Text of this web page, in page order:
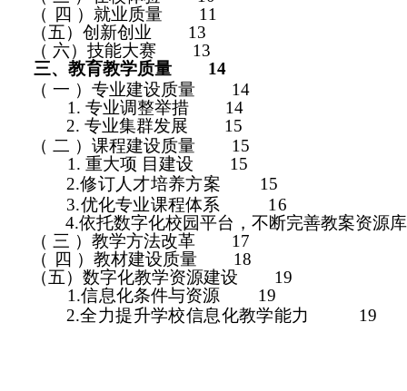
（
四 ）就业质量
11
（五）创新创业
13
（ 六）技能大赛
13
三、教育教学质量
14
（ 一 ）专业建设质量 14
1. 专业调整举措 14
2. 专业集群发展
15
（ 二 ）课程建设质量 15
1. 重大项 目建设
15
2.修订人才培养方案
15
3.优化专业课程体系
1 6
4.依托数字化校园平台，不断完善教案资源
（ 三 ）教学方法改革 1 7
（
四 ）教材建设质量 18
（五）数字化教学资源建设
19
1.信息化条件与资源
19
2.全力提升学校信息化教学能力
19